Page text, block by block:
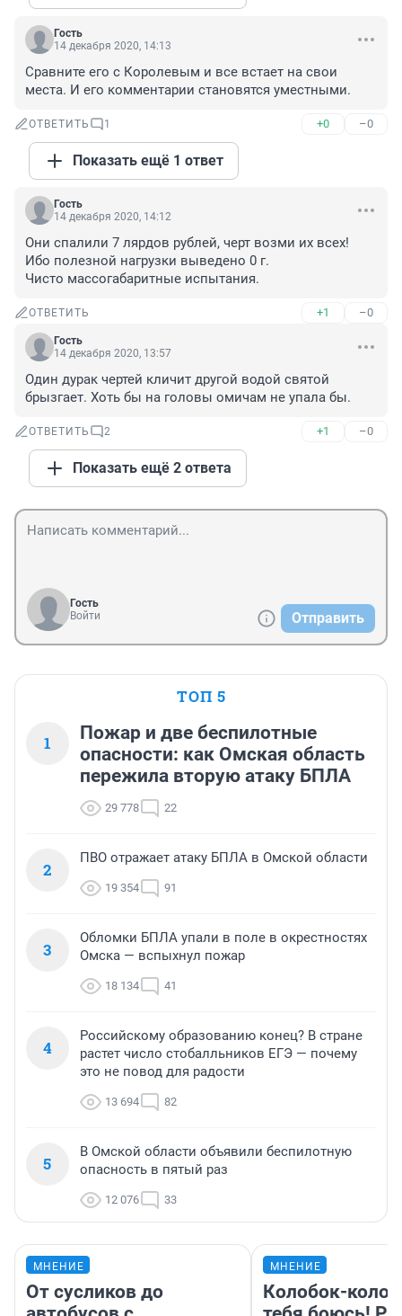
Гость
14 декабря 2020, 14:13
Сравните его с Королевым и все встает на свои
места. И его комментарии становятся уместными.
ОТВЕТИТЬ 1 +0 –0
Показать ещё 1 ответ
Гость
14 декабря 2020, 14:12
Они спалили 7 лярдов рублей, черт возми их всех!
Ибо полезной нагрузки выведено 0 г.
Чисто массогабаритные испытания.
ОТВЕТИТЬ +1 –0
Гость
14 декабря 2020, 13:57
Один дурак чертей кличит другой водой святой
брызгает. Хоть бы на головы омичам не упала бы.
ОТВЕТИТЬ 2 +1 –0
Показать ещё 2 ответа
Гость
Войти
Отправить
ТОП 5
1
Пожар и две беспилотные
опасности: как Омская область
пережила вторую атаку БПЛА
29 778 22
2
ПВО отражает атаку БПЛА в Омской области
19 354 91
3
Обломки БПЛА упали в поле в окрестностях
Омска — вспыхнул пожар
18 134 41
4
Российскому образованию конец? В стране
растет число стобалльников ЕГЭ — почему
это не повод для радости
13 694 82
5
В Омской области объявили беспилотную
опасность в пятый раз
12 076 33
МНЕНИЕ
От сусликов до
МНЕНИЕ
Колобок-